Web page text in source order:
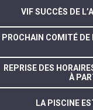
VIF SUCCÈS DE
PROCHAIN COMITÉ DE
REPRISE DES
À
LA PISCINE